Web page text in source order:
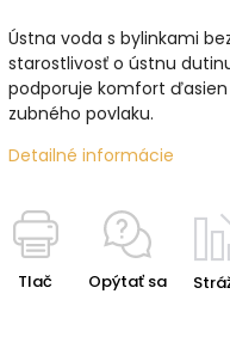
Ústna voda s bylinkami
starostlivosť o ústnu
podporuje komfort
zubného povlaku.
Detailné informácie
Tlač Opýtať sa